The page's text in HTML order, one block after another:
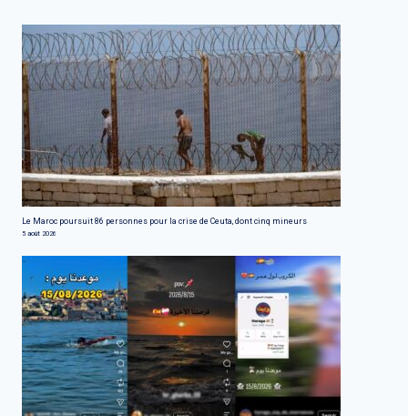
Le Maroc poursuit 86 personnes pour la crise de Ceuta, dont cinq mineurs
5 août 2026